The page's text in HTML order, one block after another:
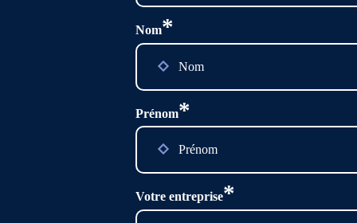
Nom*
Prénom*
Votre entreprise*